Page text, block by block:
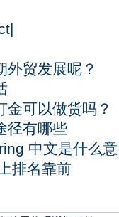
外贸发展呢？
金可以做货吗？
径有哪些
中文是什么意
排名靠前